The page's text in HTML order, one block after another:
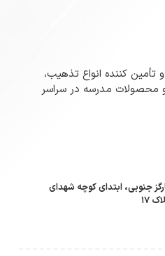
تأمین کننده انواع تذهیب،
و محصولات مدرسه در سراسر
جنوبی، ابتدای کوچه شهدای
۱۷